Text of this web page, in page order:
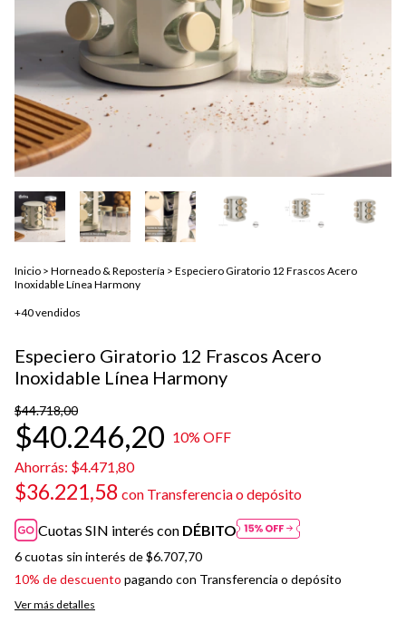
Inicio > Horneado & Repostería > Especiero Giratorio 12 Frascos Acero
Inoxidable Línea Harmony
+40 vendidos
Especiero Giratorio 12 Frascos Acero
Inoxidable Línea Harmony
$44.718,00
$40.246,20 10% OFF
Ahorrás: $4.471,80
$36.221,58 con Transferencia o depósito
Cuotas SIN interés con DÉBITO
6cuotas sin interés de$6.707,70
10% de descuento pagando con Transferencia o depósito
Ver más detalles